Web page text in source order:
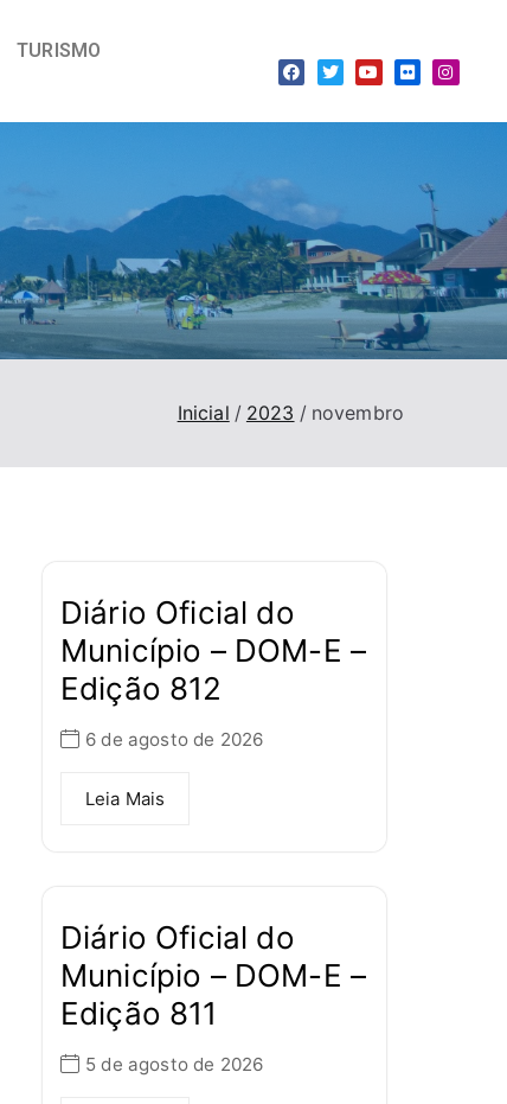
TURISMO
Inicial 2023 novembro
Diário Oficial do
Município – DOM-E –
Edição 812
6 de agosto de 2026
Leia Mais
Diário Oficial do
Município – DOM-E –
Edição 811
5 de agosto de 2026